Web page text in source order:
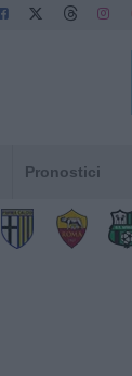
Pronostici